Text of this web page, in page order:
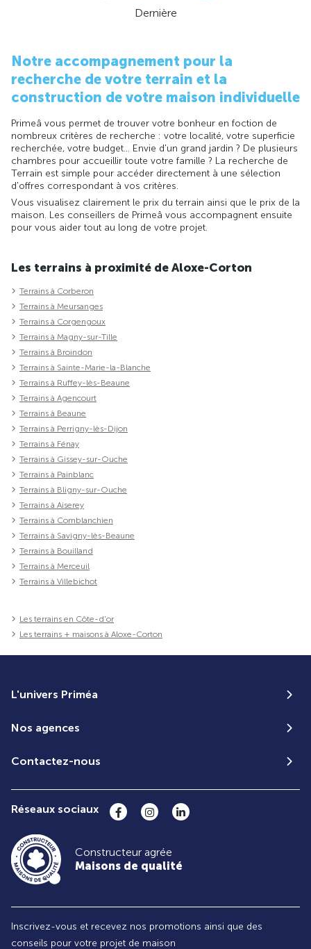
Dernière
Notre accompagnement pour la
recherche de votre terrain et la
construction de votre maison individuelle
Primeâ vous permet de trouver votre bonheur en foction de
nombreux critères de recherche : votre localité, votre superficie
recherchée, votre budget... Envie d'un grand jardin ? De plusieurs
chambres pour accueillir toute votre famille ? La recherche de
Terrain est simple pour accéder directement à une sélection
d'offres correspondant à vos critères.
Vous visualisez clairement le prix du terrain ainsi que le prix de la
maison. Les conseillers de Primeâ vous accompagnent ensuite
pour vous aider tout au long de votre projet.
Les terrains à proximité de Aloxe-Corton
Terrains à Corberon
Terrains à Meursanges
Terrains à Corgengoux
Terrains à Magny-sur-Tille
Terrains à Broindon
Terrains à Sainte-Marie-la-Blanche
Terrains à Ruffey-lès-Beaune
Terrains à Agencourt
Terrains à Beaune
Terrains à Perrigny-lès-Dijon
Terrains à Fénay
Terrains à Gissey-sur-Ouche
Terrains à Painblanc
Terrains à Bligny-sur-Ouche
Terrains à Aiserey
Terrains à Comblanchien
Terrains à Savigny-lès-Beaune
Terrains à Bouilland
Terrains à Merceuil
Terrains à Villebichot
Les terrains en Côte-d'or
Les terrains + maisons à Aloxe-Corton
L'univers Priméa
Nos agences
Contactez-nous
Réseaux sociaux
Constructeur agrée
Maisons de qualité
Inscrivez-vous et recevez nos promotions ainsi que des
conseils pour votre projet de maison